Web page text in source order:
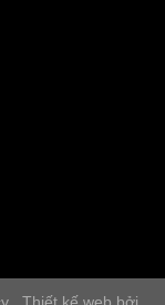
. Thiết kế web bởi